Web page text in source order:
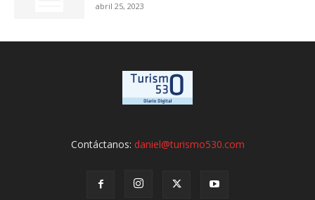
abril 25, 2023
Contáctanos: daniel@turismo530.com